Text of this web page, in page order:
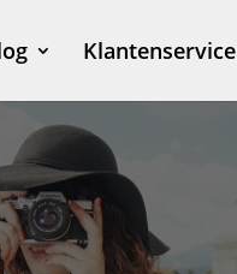
Klantenservice